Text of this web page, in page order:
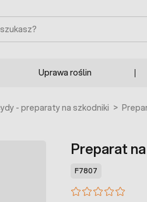
Uprawa roślin
- preparaty na szkodniki >
Preparat
F7807